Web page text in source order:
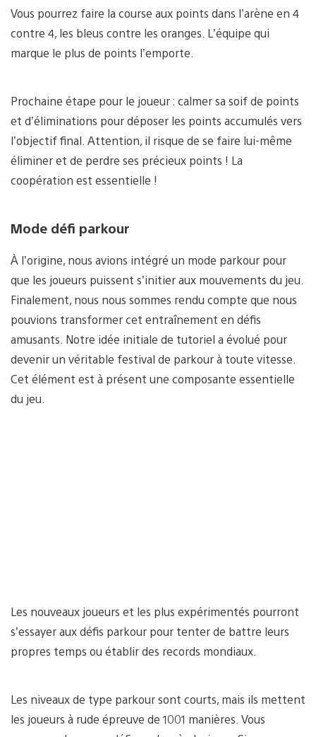
Vous pourrez faire la course aux points dans l’arène en 4
contre 4, les bleus contre les oranges. L’équipe qui
marque le plus de points l’emporte.
Prochaine étape pour le joueur : calmer sa soif de points
et d’éliminations pour déposer les points accumulés vers
l’objectif final. Attention, il risque de se faire lui-même
éliminer et de perdre ses précieux points ! La
coopération est essentielle !
Mode défi parkour
À l’origine, nous avions intégré un mode parkour pour
que les joueurs puissent s’initier aux mouvements du jeu.
Finalement, nous nous sommes rendu compte que nous
pouvions transformer cet entraînement en défis
amusants. Notre idée initiale de tutoriel a évolué pour
devenir un véritable festival de parkour à toute vitesse.
Cet élément est à présent une composante essentielle
du jeu.
Les nouveaux joueurs et les plus expérimentés pourront
s’essayer aux défis parkour pour tenter de battre leurs
propres temps ou établir des records mondiaux.
Les niveaux de type parkour sont courts, mais ils mettent
les joueurs à rude épreuve de 1001 manières. Vous